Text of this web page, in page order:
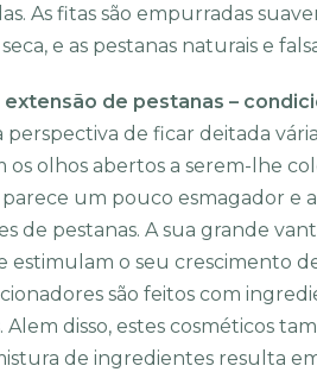
As fitas são empurradas
e as pestanas naturais e
de pestanas –
de ficar deitada
olhos abertos a serem-lhe
um pouco esmagador e
de pestanas. A sua grande
estimulam o seu crescimento
são feitos com
Alem disso, estes cosméticos
de ingredientes resulta